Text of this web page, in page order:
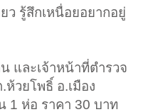
รู้สึกเหนื่อยอยากอยู่
และเจ้าหน้าที่ตำรวจ
วยโพธิ์ อ.เมือง
1 ห่อ ราคา 30 บาท